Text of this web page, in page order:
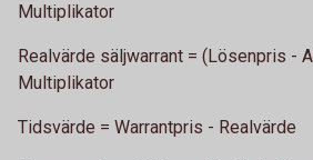
Multiplikator
Realvärde säljwarrant = (Lösenpris -
Multiplikator
Tidsvärde = Warrantpris - Realvärde